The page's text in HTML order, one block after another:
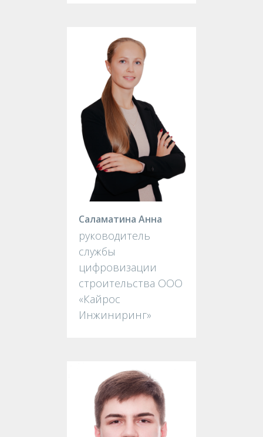
Саламатина Анна
руководитель
службы
цифровизации
строительства ООО
«Кайрос
Инжиниринг»